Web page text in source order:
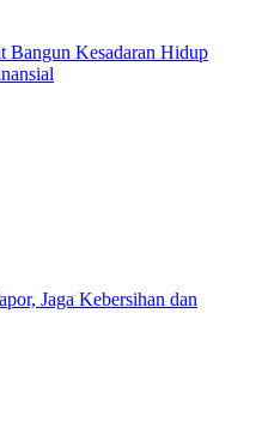
Bangun Kesadaran Hidup
Jaga Kebersihan dan